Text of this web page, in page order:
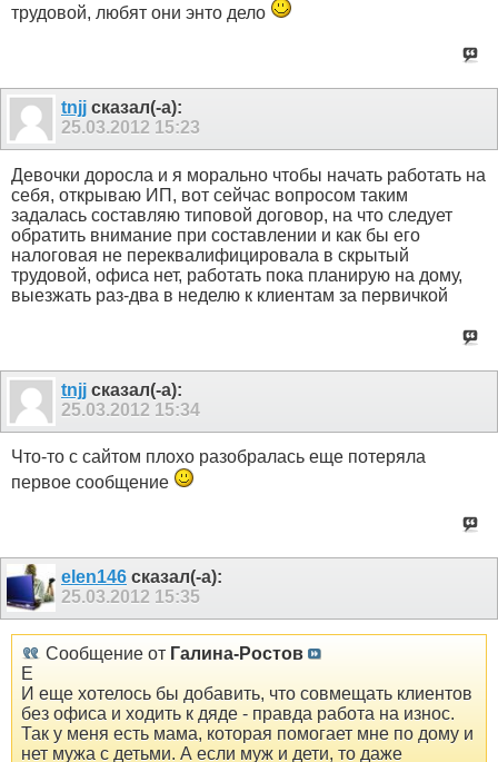
трудовой, любят они энто дело
tnjj сказал(-а):
25.03.2012 15:23
Девочки доросла и я морально чтобы начать работать на
себя, открываю ИП, вот сейчас вопросом таким
задалась составляю типовой договор, на что следует
обратить внимание при составлении и как бы его
налоговая не переквалифицировала в скрытый
трудовой, офиса нет, работать пока планирую на дому,
выезжать раз-два в неделю к клиентам за первичкой
tnjj сказал(-а):
25.03.2012 15:34
Что-то с сайтом плохо разобралась еще потеряла
первое сообщение
elen146 сказал(-а):
25.03.2012 15:35
Сообщение от Галина-Ростов
Е
И еще хотелось бы добавить, что совмещать клиентов
без офиса и ходить к дяде - правда работа на износ.
Так у меня есть мама, которая помогает мне по дому и
нет мужа с детьми. А если муж и дети, то даже